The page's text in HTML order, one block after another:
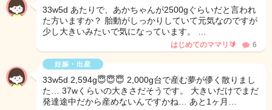
33w5d あたりで、あかちゃんが2500gぐらいだと言われ
た方いますか？ 胎動がしっかりしていて元気なのですが
少し大きいみたいで気になっています。 …
はじめてのママリ🔰 6
妊娠・出産
33w5d 2,594g😇😇😇 2,000g台で産む夢が儚く散りまし
た… 37wくらいの大きさだそうです。 大きいだけでまだ
発達途中だから産めないんですかね… あと1ヶ月…